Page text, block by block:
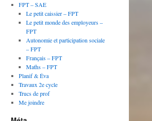
FPT – SAE
Le petit caissier – FPT
Le petit monde des employeurs –
FPT
Autonomie et participation sociale
– FPT
Français – FPT
Maths – FPT
Planif & Éva
Travaux 2e cycle
Trucs de prof
Me joindre